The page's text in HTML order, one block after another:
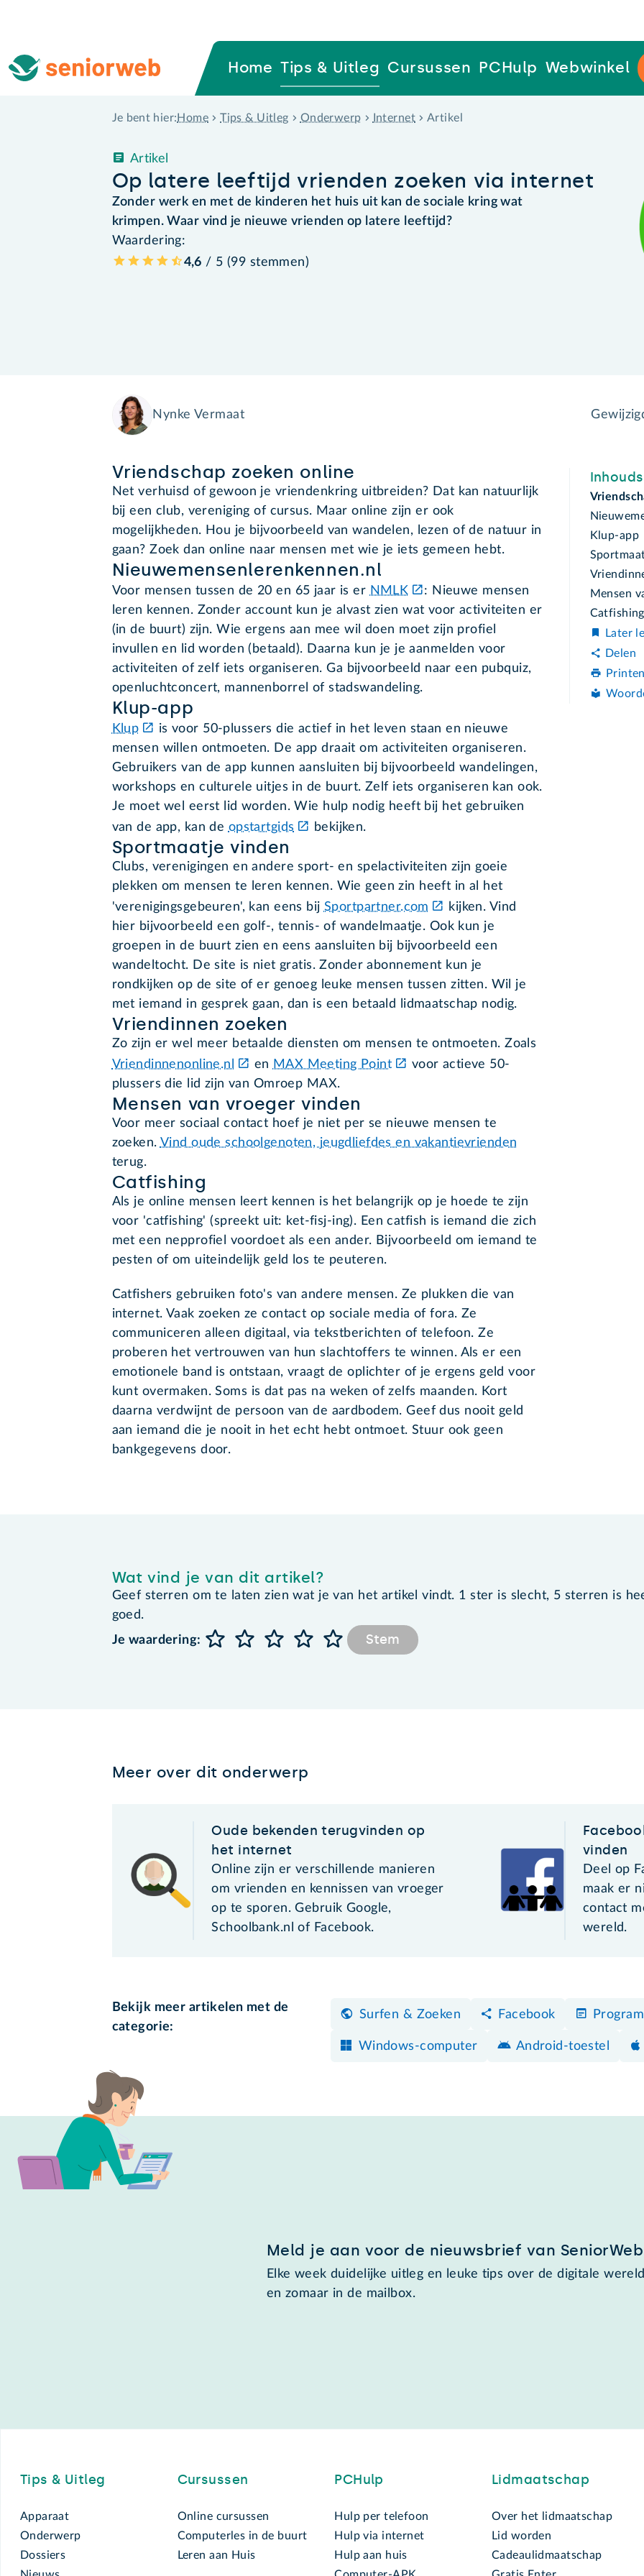
Home Tips & Uitleg Cursussen PCHulp Webwinkel
Je bent hier: Home Tips & Uitleg Onderwerp Internet Artikel
Op latere leeftijd vrienden zoeken via internet
Artikel
Zonder werk en met de kinderen het huis uit kan de sociale kring wat
krimpen. Waar vind je nieuwe vrienden op latere leeftijd?
Waardering:
4,6 / 5 (99 stemmen)
Nynke Vermaat
Vriendschap zoeken online
Net verhuisd of gewoon je vriendenkring uitbreiden? Dat kan natuurlijk
bij een club, vereniging of cursus. Maar online zijn er ook
mogelijkheden. Hou je bijvoorbeeld van wandelen, lezen of de natuur in
gaan? Zoek dan online naar mensen met wie je iets gemeen hebt.
Nieuwemensenlerenkennen.nl
Voor mensen tussen de 20 en 65 jaar is er NMLK
: Nieuwe mensen
leren kennen. Zonder account kun je alvast zien wat voor activiteiten er
(in de buurt) zijn. Wie ergens aan mee wil doen moet zijn profiel
invullen en lid worden (betaald). Daarna kun je je aanmelden voor
activiteiten of zelf iets organiseren. Ga bijvoorbeeld naar een pubquiz,
openluchtconcert, mannenborrel of stadswandeling.
Klup-app
Klup
is voor 50-plussers die actief in het leven staan en nieuwe
mensen willen ontmoeten. De app draait om activiteiten organiseren.
Gebruikers van de app kunnen aansluiten bij bijvoorbeeld wandelingen,
workshops en culturele uitjes in de buurt. Zelf iets organiseren kan ook.
Je moet wel eerst lid worden. Wie hulp nodig heeft bij het gebruiken
van de app, kan de opstartgids bekijken.
Sportmaatje vinden
Clubs, verenigingen en andere sport- en spelactiviteiten zijn goeie
plekken om mensen te leren kennen. Wie geen zin heeft in al het
'verenigingsgebeuren', kan eens bij Sportpartner.com
kijken. Vind
hier bijvoorbeeld een golf-, tennis- of wandelmaatje. Ook kun je
groepen in de buurt zien en eens aansluiten bij bijvoorbeeld een
wandeltocht. De site is niet gratis. Zonder abonnement kun je
rondkijken op de site of er genoeg leuke mensen tussen zitten. Wil je
met iemand in gesprek gaan, dan is een betaald lidmaatschap nodig.
Vriendinnen zoeken
Zo zijn er wel meer betaalde diensten om mensen te ontmoeten. Zoals
Vriendinnenonline.nl
en MAX Meeting Point
voor actieve 50-
plussers die lid zijn van Omroep MAX.
Mensen van vroeger vinden
Voor meer sociaal contact hoef je niet per se nieuwe mensen te
zoeken. Vind oude schoolgenoten, jeugdliefdes en vakantievrienden
terug.
Catfishing
Als je online mensen leert kennen is het belangrijk op je hoede te zijn
voor 'catfishing' (spreekt uit: ket-fisj-ing). Een catfish is iemand die zich
met een nepprofiel voordoet als een ander. Bijvoorbeeld om iemand te
pesten of om uiteindelijk geld los te peuteren.
Catfishers gebruiken foto's van andere mensen. Ze plukken die van
internet. Vaak zoeken ze contact op sociale media of fora. Ze
communiceren alleen digitaal, via tekstberichten of telefoon. Ze
proberen het vertrouwen van hun slachtoffers te winnen. Als er een
emotionele band is ontstaan, vraagt de oplichter of je ergens geld voor
kunt overmaken. Soms is dat pas na weken of zelfs maanden. Kort
daarna verdwijnt de persoon van de aardbodem. Geef dus nooit geld
aan iemand die je nooit in het echt hebt ontmoet. Stuur ook geen
bankgegevens door.
Klup-app
Mensen
Catfishing
Later
Delen
Wat vind je van dit artikel?
Geef sterren om te laten zien wat je van het artikel vindt. 1 ster is slecht, 5 sterren is
goed.
Je waardering:
Stem
Meer over dit onderwerp
Oude bekenden terugvinden op
het internet
Online zijn er verschillende manieren
om vrienden en kennissen van vroeger
op te sporen. Gebruik Google,
Schoolbank.nl of Facebook.
vinden
Deel op
maak er
contact
wereld.
Bekijk meer artikelen met de
categorie:
Surfen & Zoeken Facebook
Windows-computer Android-toestel
Meld je aan voor de nieuwsbrief van SeniorWeb
Elke week duidelijke uitleg en leuke tips over de digitale
en zomaar in de mailbox.
Tips & Uitleg
Apparaat
Onderwerp
Dossiers
Cursussen
Online cursussen
Computerles in de buurt
Leren aan Huis
PCHulp
Hulp per telefoon
Hulp via internet
Hulp aan huis
Lidmaatschap
Over het lidmaatschap
Lid worden
Cadeaulidmaatschap